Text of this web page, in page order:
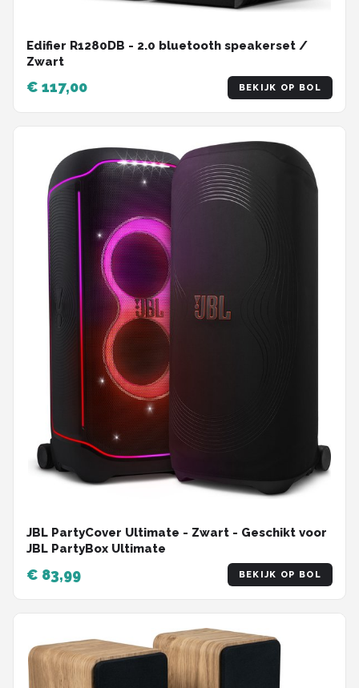
Edifier R1280DB - 2.0 bluetooth speakerset /
Zwart
€ 117,00 BEKIJK OP BOL
JBL PartyCover Ultimate - Zwart - Geschikt voor
JBL PartyBox Ultimate
€ 83,99 BEKIJK OP BOL